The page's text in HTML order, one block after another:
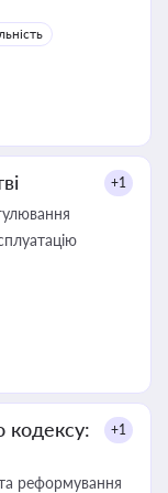
+1
кодексу:
+1
реформування